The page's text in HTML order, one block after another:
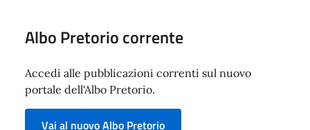
Albo Pretorio corrente
Accedi alle pubblicazioni correnti sul nuovo
portale dell'Albo Pretorio.
Vai al nuovo Albo Pretorio